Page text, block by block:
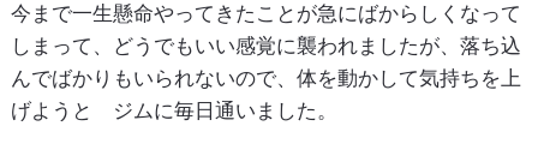
今まで一生懸命やってきたことが急にばからしくなって
しまって、どうでもいい感覚に襲われましたが、落ち込
んでばかりもいられないので、体を動かして気持ちを上
げようと ジムに毎日通いました。